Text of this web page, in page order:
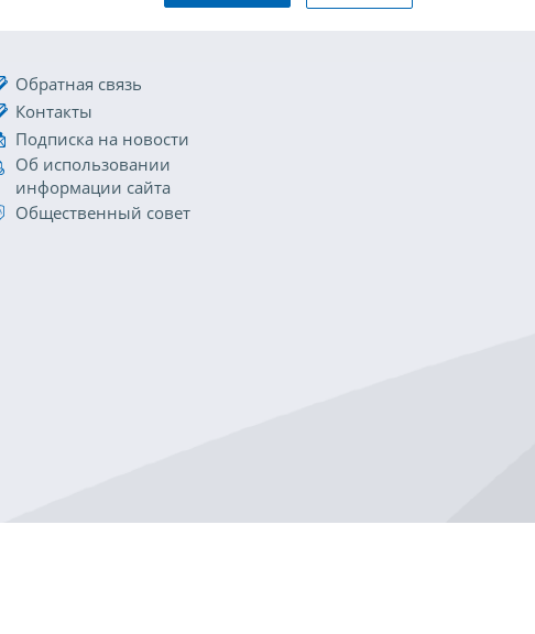
Обратная связь
Контакты
Подписка на новости
Об использовании
информации сайта
Общественный совет